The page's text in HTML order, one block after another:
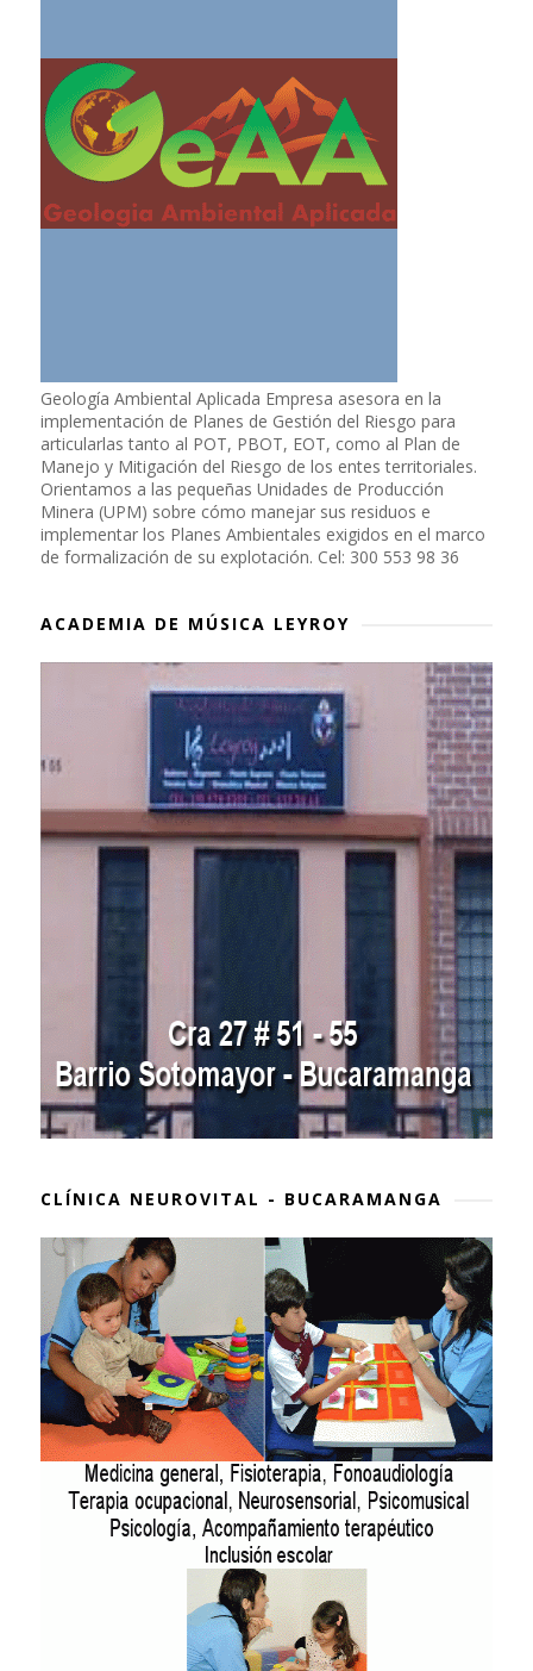
Geología Ambiental Aplicada Empresa asesora en la
implementación de Planes de Gestión del Riesgo para
articularlas tanto al POT, PBOT, EOT, como al Plan de
Manejo y Mitigación del Riesgo de los entes territoriales.
Orientamos a las pequeñas Unidades de Producción
Minera (UPM) sobre cómo manejar sus residuos e
implementar los Planes Ambientales exigidos en el marco
de formalización de su explotación. Cel: 300 553 98 36
ACADEMIA DE MÚSICA LEYROY
CLÍNICA NEUROVITAL - BUCARAMANGA